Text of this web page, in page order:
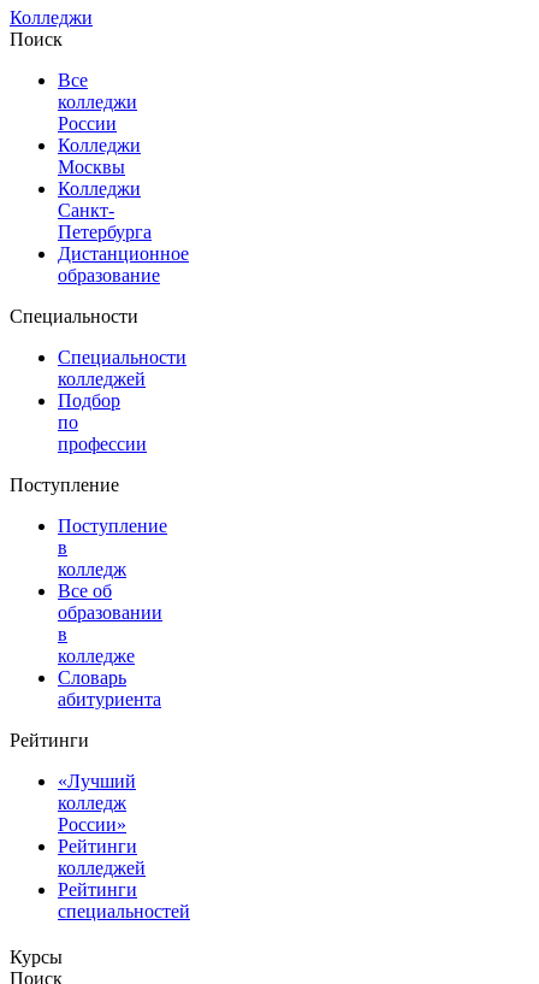
Колледжи
Поиск
Все
колледжи
России
Колледжи
Москвы
Колледжи
Санкт-
Петербурга
Дистанционное
образование
Специальности
Специальности
колледжей
Подбор
по
профессии
Поступление
Поступление
в
колледж
Все об
образовании
в
колледже
Словарь
абитуриента
Рейтинги
«Лучший
колледж
России»
Рейтинги
колледжей
Рейтинги
специальностей
Курсы
Поиск